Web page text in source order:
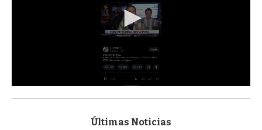
s
Últimas Noticias